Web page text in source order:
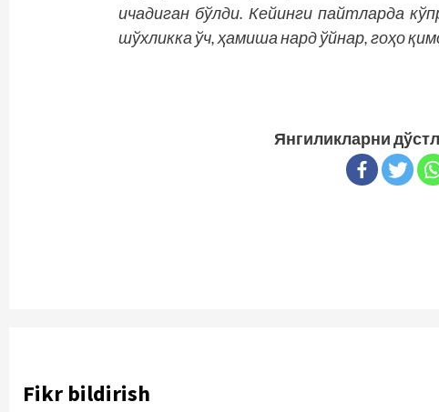
ичадиган бўлди. Кейинги пайтларда
шўхликка ўч, ҳамиша нард ўйнар, гоҳо
Янгиликларни
Fikr bildirish